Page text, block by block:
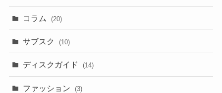
コラム (20)
サブスク (10)
ディスクガイド (14)
ファッション (3)